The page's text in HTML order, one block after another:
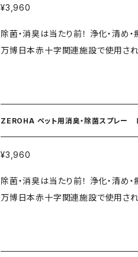
【成分】 ●水 ●クリアアクアナノ
所に保管してください 。 ・ペット
る場合、獣医師にご相談ください。
ないでください。 ゼロハス
療・健康美容業界からも大注目を受
殺虫剤として紹介され大人気とな
ます。レモンユーカリも同様に虫除
・ダニ、ゴキブリ、トコジラミ、蚊が
の消臭・除菌に。 ・ペットの使用済
からの気になるニオイ対策、生ゴミ
ご使用いただけます。ご自宅の玄関、
んがスプレーを使用後、ぐっすり寝てく
報】 ●商品名・ZEROHA ・ペット用
ん。 ・直射日光を避け、涼しい場所
¥3,960
除菌・消臭は当たり前！ 浄化・清め
万博日本赤十字関連施設で使用さ
れホテルや飲食店などで幅広く使用
健康美容業界からも大注目を受けて
殺虫剤として紹介され大人気とな
ます。レモンユーカリも同様に虫除
・ダニ、ゴキブリ、トコジラミ、蚊が
ZEROHA ペット用消臭・除菌スプレ
¥3,960
除菌・消臭は当たり前！ 浄化・清め
万博日本赤十字関連施設で使用さ